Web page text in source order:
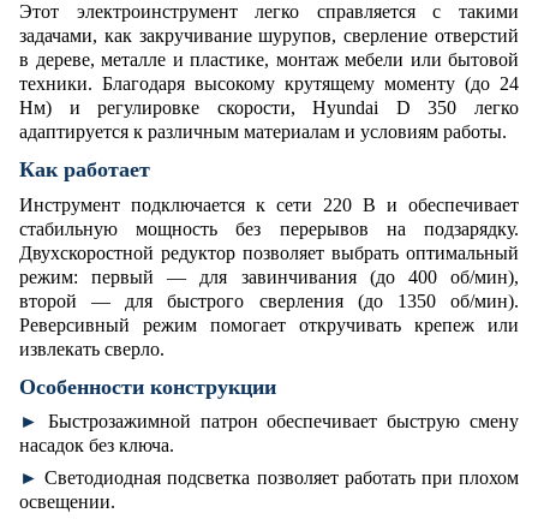
Этот электроинструмент легко справляется с такими
задачами, как закручивание шурупов, сверление отверстий
в дереве, металле и пластике, монтаж мебели или бытовой
техники. Благодаря высокому крутящему моменту (до 24
Нм) и регулировке скорости, Hyundai D 350 легко
адаптируется к различным материалам и условиям работы.
Как работает
Инструмент подключается к сети 220 В и обеспечивает
стабильную мощность без перерывов на подзарядку.
Двухскоростной редуктор позволяет выбрать оптимальный
режим: первый — для завинчивания (до 400 об/мин),
второй — для быстрого сверления (до 1350 об/мин).
Реверсивный режим помогает откручивать крепеж или
извлекать сверло.
Особенности конструкции
► Быстрозажимной патрон обеспечивает быструю смену
насадок без ключа.
►Светодиодная подсветка позволяет работать при плохом
освещении.